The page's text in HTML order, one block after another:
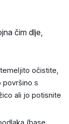
čim dlje,
očistite,
površino s
ali jo potisnite